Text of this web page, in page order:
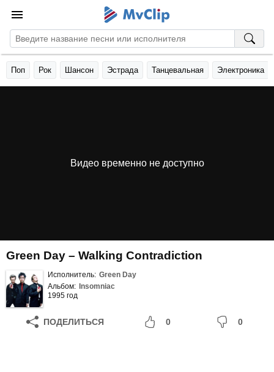
Поп Рок Шансон Эстрада Танцевальная Электроника
Видео временно не доступно
Green Day – Walking Contradiction
Исполнитель: Green Day
Альбом: Insomniac
1995 год
ПОДЕЛИТЬСЯ 0 0